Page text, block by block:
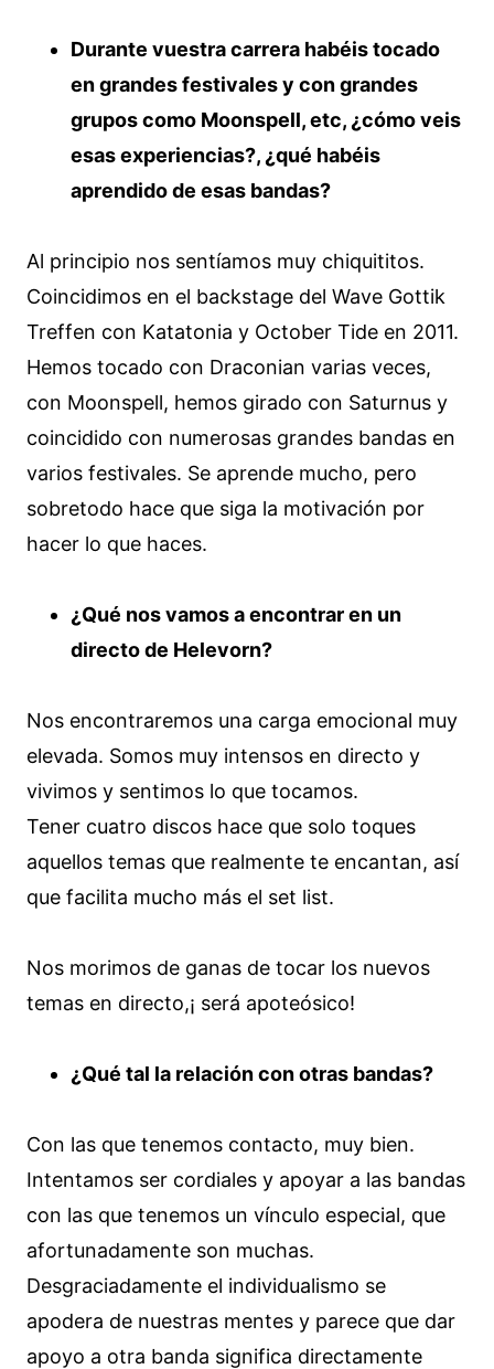
Durante vuestra carrera habéis tocado
en grandes festivales y con grandes
grupos como Moonspell, etc, ¿cómo veis
esas experiencias?, ¿qué habéis
aprendido de esas bandas?
Al principio nos sentíamos muy chiquititos.
Coincidimos en el backstage del Wave Gottik
Treffen con Katatonia y October Tide en 2011.
Hemos tocado con Draconian varias veces,
con Moonspell, hemos girado con Saturnus y
coincidido con numerosas grandes bandas en
varios festivales. Se aprende mucho, pero
sobretodo hace que siga la motivación por
hacer lo que haces.
¿Qué nos vamos a encontrar en un
directo de Helevorn?
Nos encontraremos una carga emocional muy
elevada. Somos muy intensos en directo y
vivimos y sentimos lo que tocamos.
Tener cuatro discos hace que solo toques
aquellos temas que realmente te encantan, así
que facilita mucho más el set list.
Nos morimos de ganas de tocar los nuevos
temas en directo,¡ será apoteósico!
¿Qué tal la relación con otras bandas?
Con las que tenemos contacto, muy bien.
Intentamos ser cordiales y apoyar a las bandas
con las que tenemos un vínculo especial, que
afortunadamente son muchas.
Desgraciadamente el individualismo se
apodera de nuestras mentes y parece que dar
apoyo a otra banda significa directamente